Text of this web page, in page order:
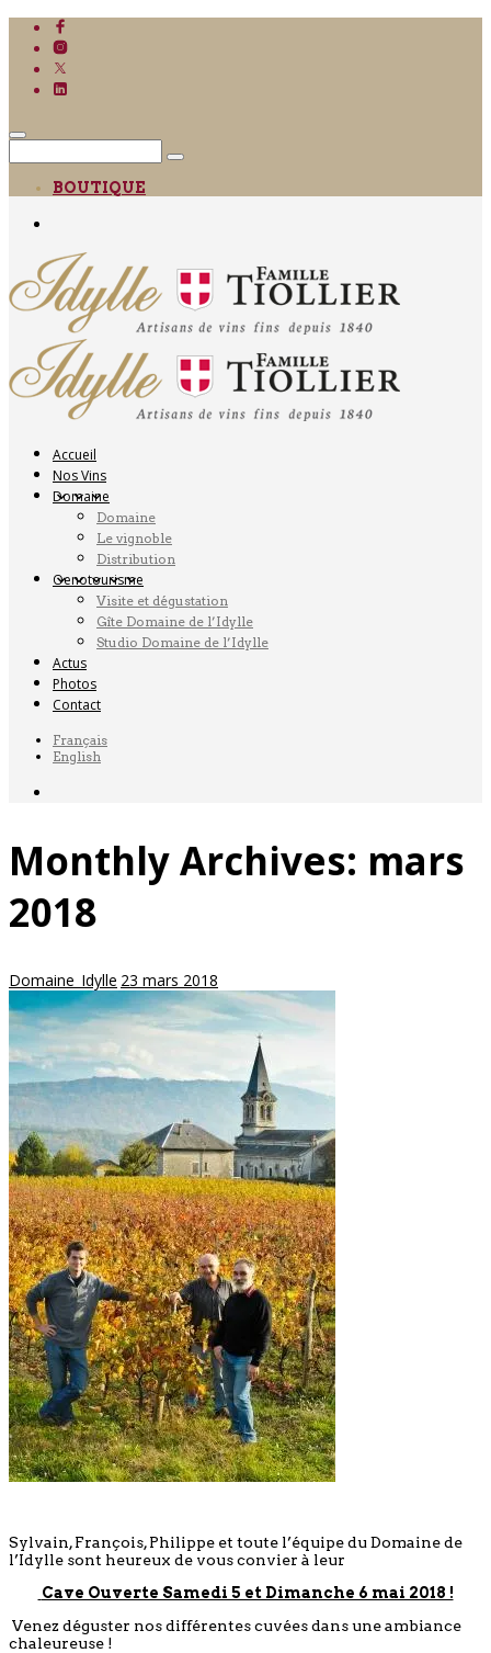
BOUTIQUE
Accueil
Nos Vins
Domaine
Domaine
Le vignoble
Distribution
Oenotourisme
Visite et dégustation
Gîte Domaine de l’Idylle
Studio Domaine de l’Idylle
Actus
Photos
Contact
Français
English
Monthly Archives: mars
2018
Domaine_Idylle 23 mars 2018
Sylvain, François, Philippe et toute l’équipe du Domaine de
l’Idylle sont heureux de vous convier à leur
Cave Ouverte Samedi 5 et Dimanche 6 mai 2018 !
Venez déguster nos différentes cuvées dans une ambiance
chaleureuse !